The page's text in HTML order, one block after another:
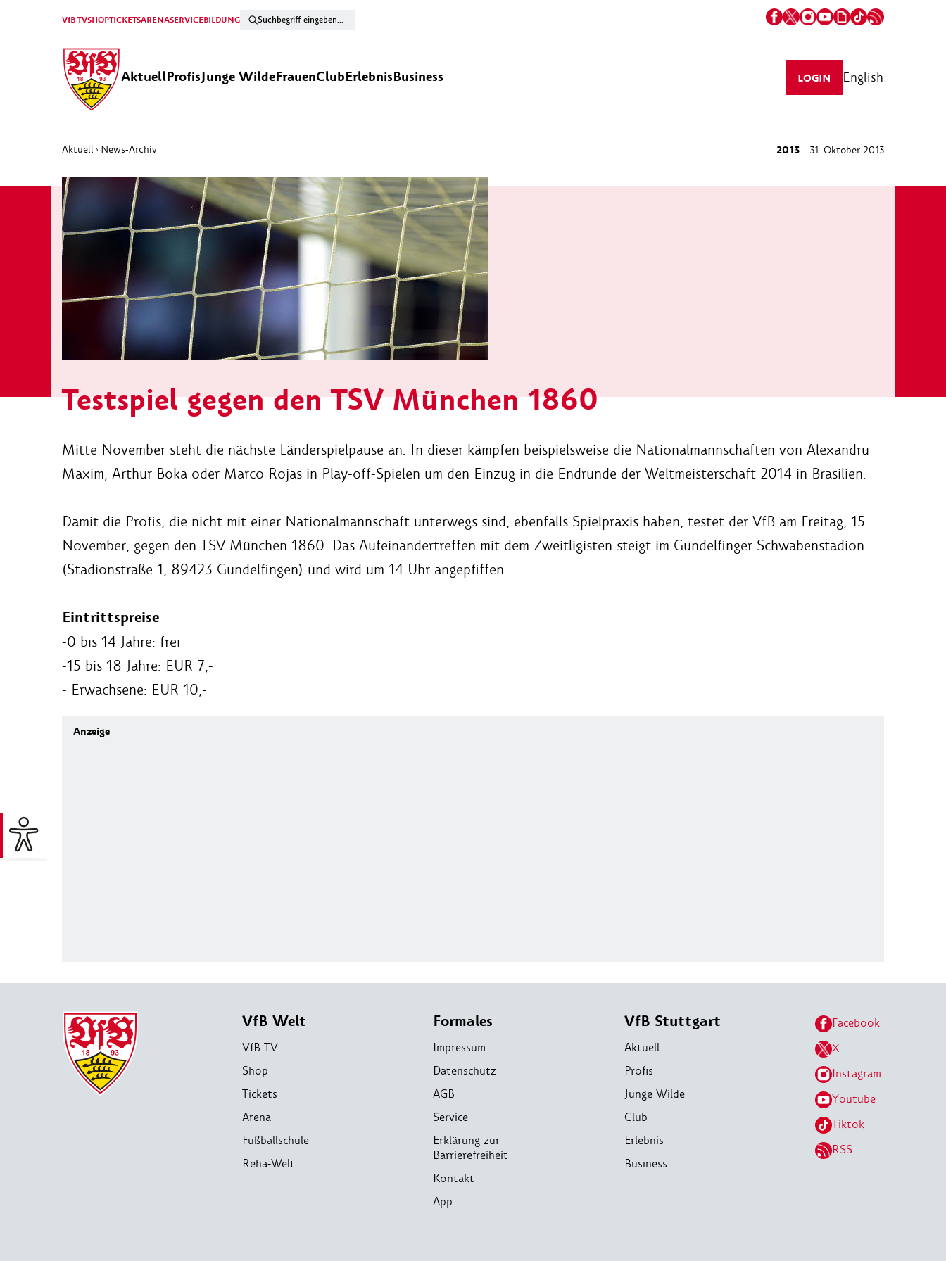
VfB TVSHOPTICKETSARENASERVICEBILDUNG
AktuellProfisJunge WildeFrauenClubErlebnisBusiness LOGIN English
Aktuell › News-Archiv 2013 31. Oktober 2013
Testspiel gegen den TSV München 1860
Mitte November steht die nächste Länderspielpause an. In dieser kämpfen beispielsweise die Nationalmannschaften von Alexandru
Maxim, Arthur Boka oder Marco Rojas in Play-off-Spielen um den Einzug in die Endrunde der Weltmeisterschaft 2014 in Brasilien.
Damit die Profis, die nicht mit einer Nationalmannschaft unterwegs sind, ebenfalls Spielpraxis haben, testet der VfB am Freitag, 15.
November, gegen den TSV München 1860. Das Aufeinandertreffen mit dem Zweitligisten steigt im Gundelfinger Schwabenstadion
(Stadionstraße 1, 89423 Gundelfingen) und wird um 14 Uhr angepfiffen.
Eintrittspreise
-0 bis 14 Jahre: frei
-15 bis 18 Jahre: EUR 7,-
- Erwachsene: EUR 10,-
VfB Welt
VfB TV
Shop
Tickets
Arena
Fußballschule
Reha-Welt
Formales
Impressum
Datenschutz
AGB
Service
Erklärung zur
Barrierefreiheit
Kontakt
App
VfB Stuttgart
Aktuell
Profis
Junge Wilde
Club
Erlebnis
Business
Facebook
X
Instagram
Youtube
Tiktok
RSS